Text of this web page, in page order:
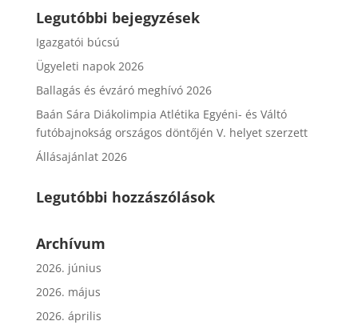
Legutóbbi bejegyzések
Igazgatói búcsú
Ügyeleti napok 2026
Ballagás és évzáró meghívó 2026
Baán Sára Diákolimpia Atlétika Egyéni- és Váltó
futóbajnokság országos döntőjén V. helyet szerzett
Állásajánlat 2026
Legutóbbi hozzászólások
Archívum
2026. június
2026. május
2026. április